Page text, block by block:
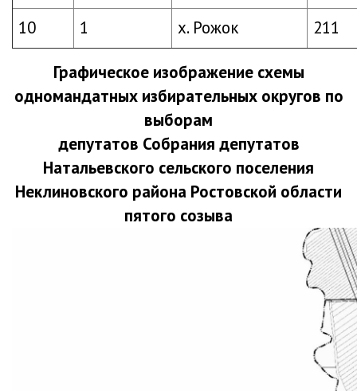
10
1 х. Рожок 211
Графическое изображение схемы
одномандатных избирательных округов по
выборам
депутатов Собрания депутатов
Натальевского сельского поселения
Неклиновского района Ростовской области
пятого созыва